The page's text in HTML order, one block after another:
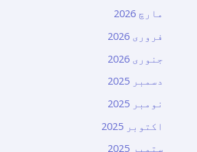
مارچ 2026
فروری 2026
جنوری 2026
دسمبر 2025
نومبر 2025
اکتوبر 2025
ستمبر 2025